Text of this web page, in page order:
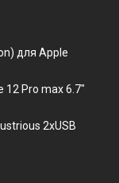
для Apple
12 Pro max 6.7"
2xUSB